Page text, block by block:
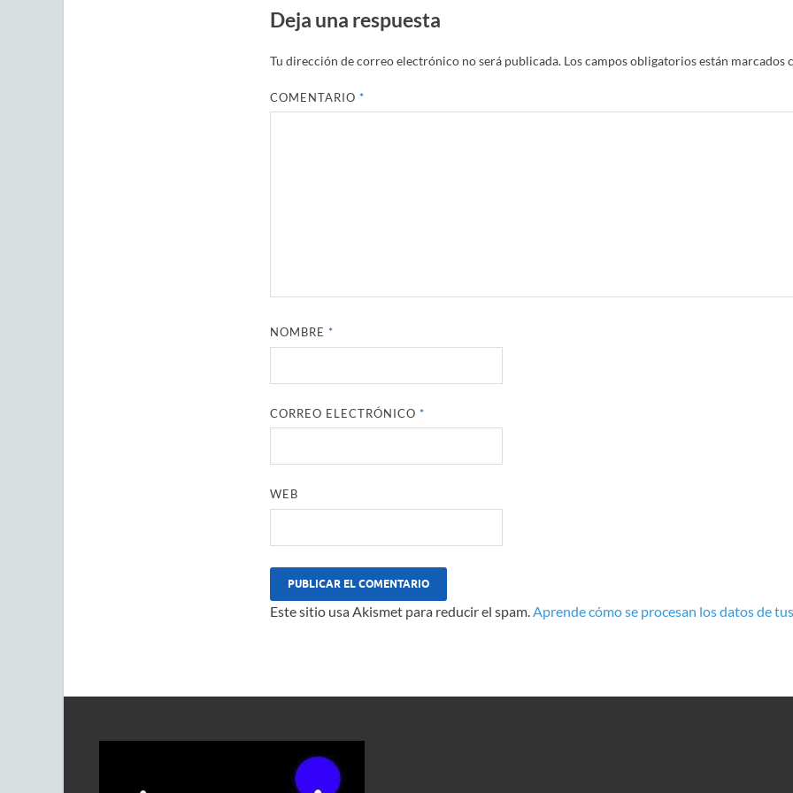
Deja una respuesta
Tu dirección de correo electrónico no será publicada. Los campos obligatorios están marcados
COMENTARIO *
NOMBRE *
CORREO ELECTRÓNICO *
WEB
Este sitio usa Akismet para reducir el spam. Aprende cómo se procesan los datos de